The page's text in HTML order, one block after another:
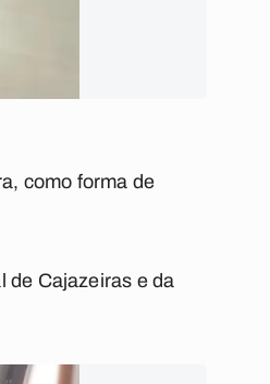
como forma de
de Cajazeiras e da